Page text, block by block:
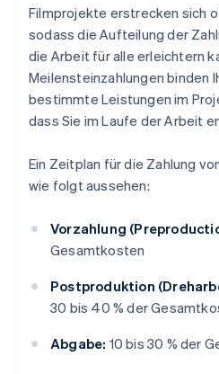
Filmprojekte erstrecken sich
sodass die Aufteilung der
die Arbeit für alle erleichtern
Meilensteinzahlungen binden
bestimmte Leistungen im
dass Sie im Laufe der Arbeit
Ein Zeitplan für die Zahlung
wie folgt aussehen:
Vorzahlung
Gesamtkosten
Postproduktion
30 bis 40 % der
Abgabe: 10 bis 30 % der